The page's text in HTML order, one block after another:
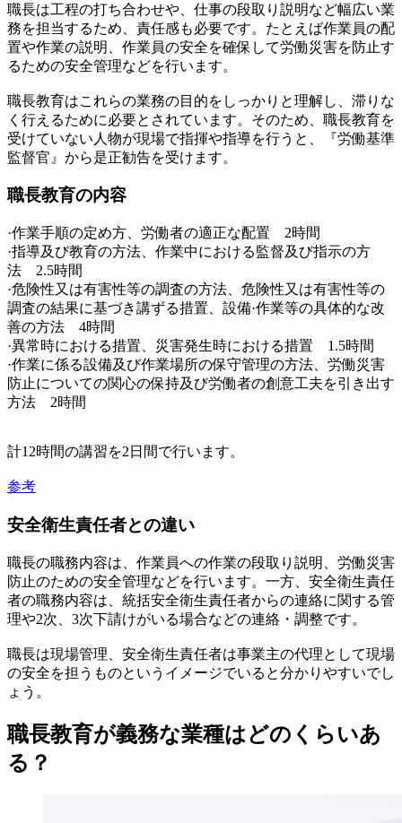
職長は工程の打ち合わせや、仕事の段取り説明など幅広い業
務を担当するため、責任感も必要です。たとえば作業員の配
置や作業の説明、作業員の安全を確保して労働災害を防止す
るための安全管理などを行います。
職長教育はこれらの業務の目的をしっかりと理解し、滞りな
く行えるために必要とされています。そのため、職長教育を
受けていない人物が現場で指揮や指導を行うと、『労働基準
監督官』から是正勧告を受けます。
職長教育の内容
·作業手順の定め方、労働者の適正な配置 2時間
·指導及び教育の方法、作業中における監督及び指示の方
法 2.5時間
·危険性又は有害性等の調査の方法、危険性又は有害性等の
調査の結果に基づき講ずる措置、設備·作業等の具体的な改
善の方法 4時間
·異常時における措置、災害発生時における措置 1.5時間
·作業に係る設備及び作業場所の保守管理の方法、労働災害
防止についての関心の保持及び労働者の創意工夫を引き出す
方法 2時間
計12時間の講習を2日間で行います。
参考
安全衛生責任者との違い
職長の職務内容は、作業員への作業の段取り説明、労働災害
防止のための安全管理などを行います。一方、安全衛生責任
者の職務内容は、統括安全衛生責任者からの連絡に関する管
理や2次、3次下請けがいる場合などの連絡・調整です。
職長は現場管理、安全衛生責任者は事業主の代理として現場
の安全を担うものというイメージでいると分かりやすいでし
ょう。
職長教育が義務な業種はどのくらいあ
る？